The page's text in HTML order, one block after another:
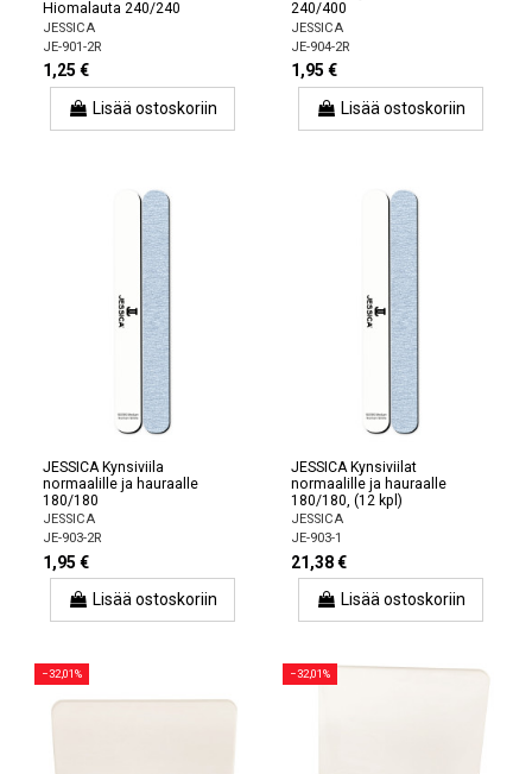
Hiomalauta 240/240
JESSICA
JE-901-2R
1,25 €
Lisää ostoskoriin
240/400
JESSICA
JE-904-2R
1,95 €
Lisää ostoskoriin
JESSICA Kynsiviila
normaalille ja hauraalle
180/180
JESSICA
JE-903-2R
1,95 €
Lisää ostoskoriin
JESSICA Kynsiviilat
normaalille ja hauraalle
180/180, (12 kpl)
JESSICA
JE-903-1
21,38 €
Lisää ostoskoriin
−32,01% −32,01%